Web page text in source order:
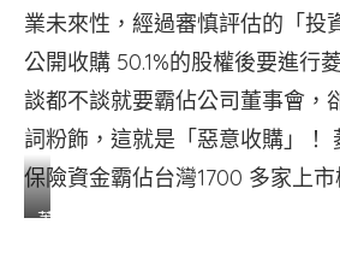
業未來性，經過審慎評估的「投
公開收購 50.1%的股權後要進行
談都不談就要霸佔公司董事會，
詞粉飾，這就是「惡意收購」！
保險資金霸佔台灣1700 多家上市
菱